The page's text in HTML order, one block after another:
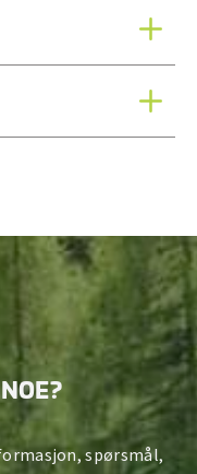
spørsmål,